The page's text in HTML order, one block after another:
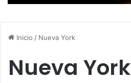
Inicio / Nueva York
Nueva York